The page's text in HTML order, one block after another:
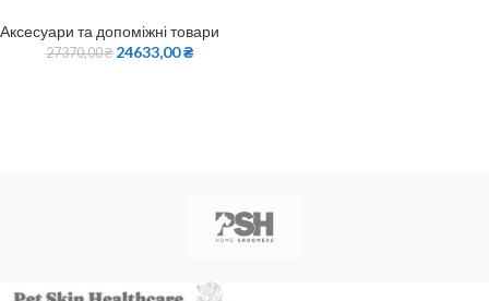
Аксесуари та допоміжні товари
27370,00₴ 24633,00₴